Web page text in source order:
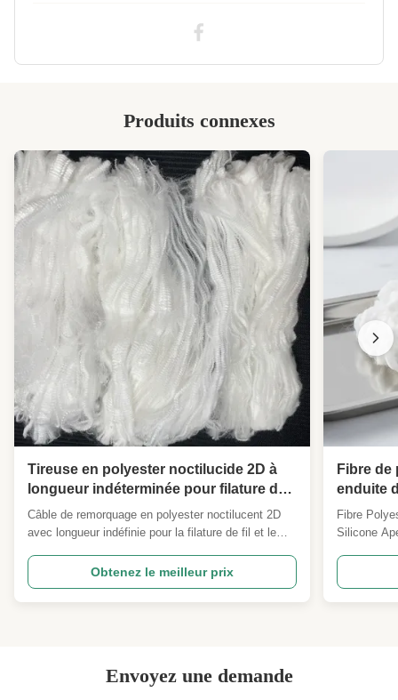
Industry Standard:
de remplissage en fibres plastiques polyester
convivi
High Light:
Fabrication à partir de fibres de polyester
vierges
,
Fabrication à partir de fibres de polyester
non siliconisées
Remplissage de la fibre de polyester
creuse
Produits connexes
Tireuse en polyester noctilucide 2D à
longueur indéterminée pour filature de
fils et textile
Câble de remorquage en polyester noctilucent 2D
avec longueur indéfinie pour la filature de fil et le
noctilumineux 2D à longueur indéfinie Notre fibre
discontinue photoluminescente 2D qui brille dans le
noir est une fibre de polyester fonctionnelle haute ...
Obtenez le meilleur prix
Fibre de
enduite
teneur
fibres
Fibre
Silicone
partir de
Envoyez une demande